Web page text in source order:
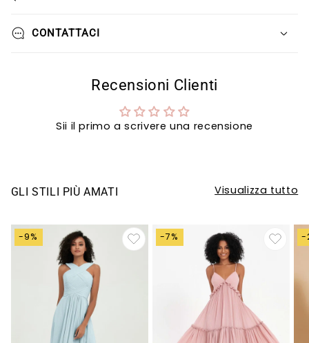
CONTATTACI
Recensioni Clienti
Sii il primo a scrivere una recensione
GLI STILI PIÙ AMATI Visualizza tutto
-9% -7% -